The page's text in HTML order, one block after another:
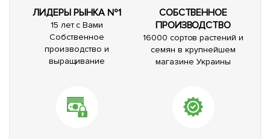
ЛИДЕРЫ РЫНКА №1
15 лет с Вами
Собственное
производство и
выращивание
СОБСТВЕННОЕ
ПРОИЗВОДСТВО
16000 сортов растений и
семян в крупнейшем
магазине Украины